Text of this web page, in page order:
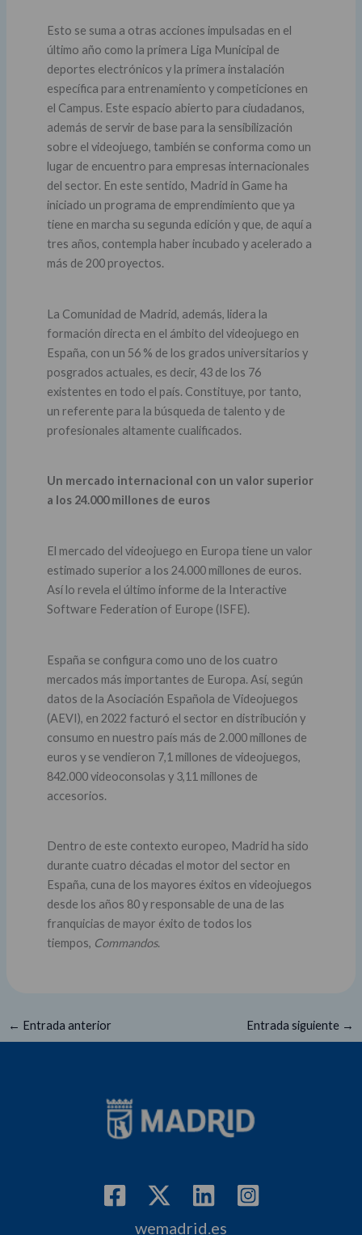
Esto se suma a otras acciones impulsadas en el
último año como la primera Liga Municipal de
deportes electrónicos y la primera instalación
específica para entrenamiento y competiciones en
el Campus. Este espacio abierto para ciudadanos,
además de servir de base para la sensibilización
sobre el videojuego, también se conforma como un
lugar de encuentro para empresas internacionales
del sector. En este sentido, Madrid in Game ha
iniciado un programa de emprendimiento que ya
tiene en marcha su segunda edición y que, de aquí a
tres años, contempla haber incubado y acelerado a
más de 200 proyectos.
La Comunidad de Madrid, además, lidera la
formación directa en el ámbito del videojuego en
España, con un 56 % de los grados universitarios y
posgrados actuales, es decir, 43 de los 76
existentes en todo el país. Constituye, por tanto,
un referente para la búsqueda de talento y de
profesionales altamente cualificados.
Un mercado internacional con un valor superior
a los 24.000 millones de euros
El mercado del videojuego en Europa tiene un valor
estimado superior a los 24.000 millones de euros.
Así lo revela el último informe de la Interactive
Software Federation of Europe (ISFE).
España se configura como uno de los cuatro
mercados más importantes de Europa. Así, según
datos de la Asociación Española de Videojuegos
(AEVI), en 2022 facturó el sector en distribución y
consumo en nuestro país más de 2.000 millones de
euros y se vendieron 7,1 millones de videojuegos,
842.000 videoconsolas y 3,11 millones de
accesorios.
Dentro de este contexto europeo, Madrid ha sido
durante cuatro décadas el motor del sector en
España, cuna de los mayores éxitos en videojuegos
desde los años 80 y responsable de una de las
franquicias de mayor éxito de todos los
tiempos, Commandos.
← Entrada anterior Entrada siguiente →
wemadrid.es